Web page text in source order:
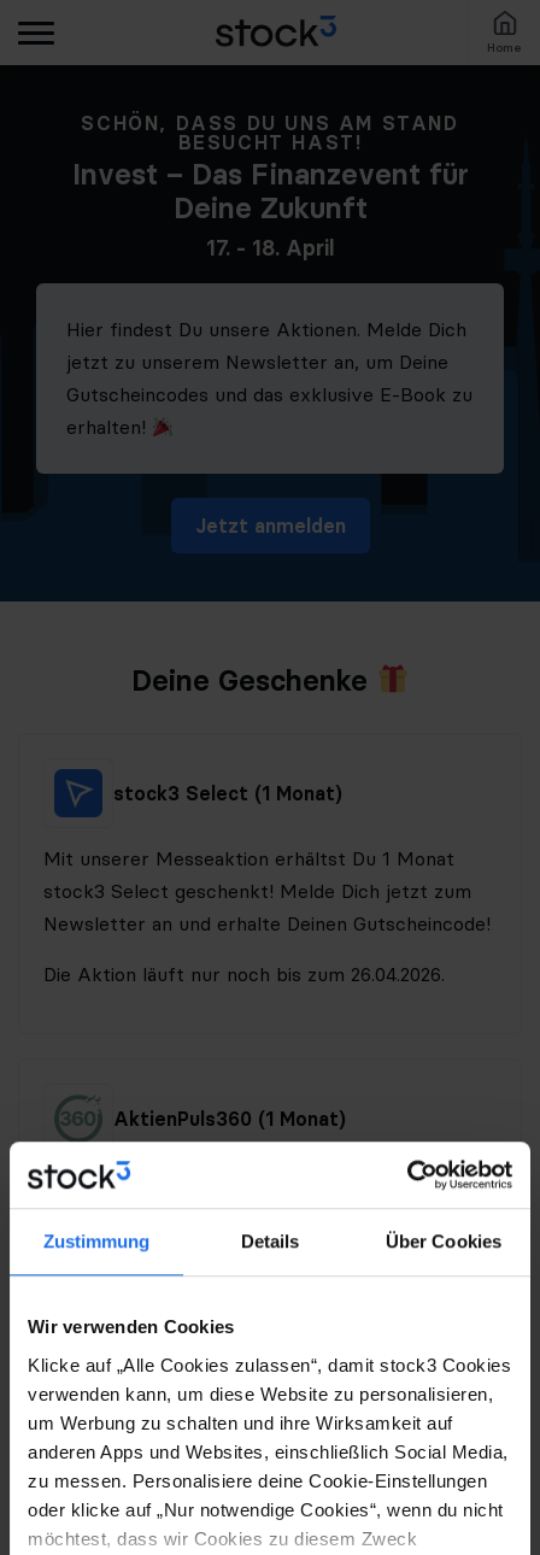
Zustimmung Details Über Cookies
Wir verwenden Cookies
Klicke auf „Alle Cookies zulassen“, damit stock3 Cookies
verwenden kann, um diese Website zu personalisieren,
um Werbung zu schalten und ihre Wirksamkeit auf
anderen Apps und Websites, einschließlich Social Media,
zu messen. Personalisiere deine Cookie-Einstellungen
oder klicke auf „Nur notwendige Cookies“, wenn du nicht
möchtest, dass wir Cookies zu diesem Zweck
Home
SCHÖN, DASS DU UNS AM STAND
BESUCHT HAST!
Invest – Das Finanzevent für
Deine Zukunft
17. - 18. April
Hier findest Du unsere Aktionen. Melde Dich
jetzt zu unserem Newsletter an, um Deine
Gutscheincodes und das exklusive E-Book zu
erhalten!
Jetzt anmelden
Deine Geschenke
stock3 Select (1 Monat)
Mit unserer Messeaktion erhältst Du 1 Monat
stock3 Select geschenkt! Melde Dich jetzt zum
Newsletter an und erhalte Deinen Gutscheincode!
Die Aktion läuft nur noch bis zum 26.04.2026.
AktienPuls360 (1 Monat)
Mit unserer Messeaktion erhältst Du 1 Monat
AktienPuls360 geschenkt! Melde Dich jetzt zum
Newsletter an und erhalte Deinen Gutscheincode!
Inisghts der stock3 Select Experten
Sichere Dir das E-Book der stock3 Select
Experten! Freu Dich auf ein breites Spektrum: